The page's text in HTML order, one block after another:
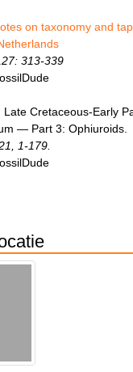
on taxonomy and
313-339
Late Cretaceous-Early
— Part 3: Ophiuroids.
1-179.